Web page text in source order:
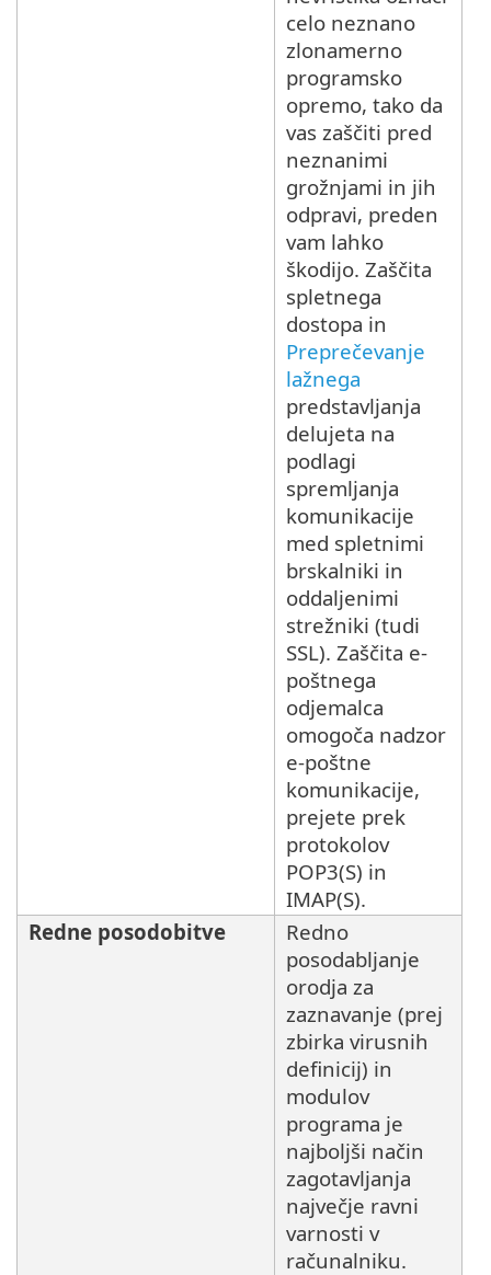
celo neznano
zlonamerno
programsko
opremo, tako da
vas zaščiti pred
neznanimi
grožnjami in jih
odpravi, preden
vam lahko
škodijo. Zaščita
spletnega
dostopa in
Preprečevanje
lažnega
predstavljanja
delujeta na
podlagi
spremljanja
komunikacije
med spletnimi
brskalniki in
oddaljenimi
strežniki (tudi
SSL). Zaščita e-
poštnega
odjemalca
omogoča nadzor
e-poštne
komunikacije,
prejete prek
protokolov
POP3(S) in
IMAP(S).
Redne posodobitve
Redno
posodabljanje
orodja za
zaznavanje (prej
zbirka virusnih
definicij) in
modulov
programa je
najboljši način
zagotavljanja
največje ravni
varnosti v
računalniku.